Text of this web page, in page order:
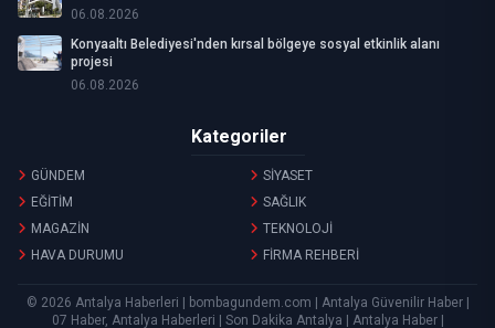
06.08.2026
Konyaaltı Belediyesi'nden kırsal bölgeye sosyal etkinlik alanı
projesi
06.08.2026
Kategoriler
GÜNDEM
SİYASET
EĞİTİM
SAĞLIK
MAGAZİN
TEKNOLOJİ
HAVA DURUMU
FİRMA REHBERİ
© 2026 Antalya Haberleri | bombagundem.com | Antalya Güvenilir Haber |
07 Haber, Antalya Haberleri | Son Dakika Antalya | Antalya Haber |